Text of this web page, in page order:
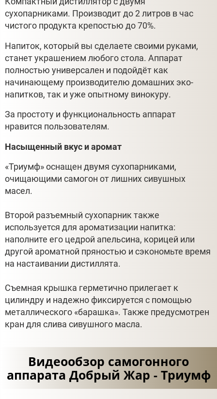
сухопарниками. Производит до 2 литров в час
чистого продукта крепостью до 70%.
Напиток, который вы сделаете своими руками,
станет украшением любого стола. Аппарат
полностью универсален и подойдёт как
начинающему производителю домашних эко-
напитков, так и уже опытному винокуру.
За простоту и функциональность аппарат
нравится пользователям.
Насыщенный вкус и аромат
«Триумф» оснащен двумя сухопарниками,
очищающими самогон от лишних сивушных
масел.
Второй разъемный сухопарник также
используется для ароматизации напитка:
наполните его цедрой апельсина, корицей или
другой ароматной пряностью и сэкономьте время
на настаивании дистиллята.
Съемная крышка герметично прилегает к
цилиндру и надежно фиксируется с помощью
металлического «барашка». Также предусмотрен
кран для слива сивушного масла.
Видеообзор самогонного
аппарата Добрый Жар - Триумф